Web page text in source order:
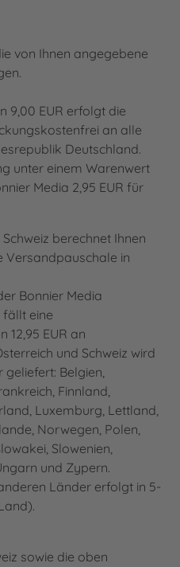
von Ihnen angegebene
9,00 EUR erfolgt die
an alle
Deutschland.
unter einem Warenwert
Media 2,95 EUR für
berechnet Ihnen
Versandpauschale in
Bonnier Media
fällt eine
12,95 EUR an
und Schweiz wird
geliefert: Belgien,
Finnland,
Luxemburg, Lettland,
Norwegen, Polen,
Slowenien,
und Zypern.
Länder erfolgt in 5-
sowie die oben